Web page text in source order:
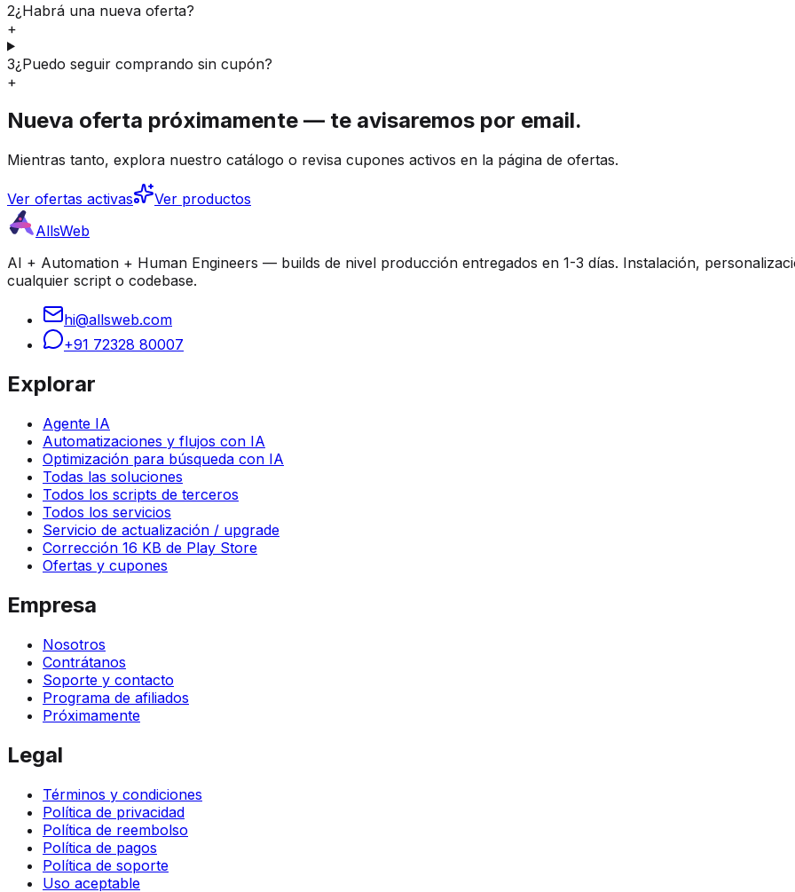
2¿Habrá una nueva oferta?
+
3¿Puedo seguir comprando sin cupón?
+
Nueva oferta próximamente — te avisaremos por email.
Mientras tanto, explora nuestro catálogo o revisa cupones activos en la página de ofertas.
Ver ofertas activas
Ver productos
AllsWeb
AI + Automation + Human Engineers — builds de nivel producción entregados en 1-3 días. Instalación,
cualquier script o codebase.
hi@allsweb.com
+91 72328 80007
Explorar
Agente IA
Automatizaciones y flujos con IA
Optimización para búsqueda con IA
Todas las soluciones
Todos los scripts de terceros
Todos los servicios
Servicio de actualización / upgrade
Corrección 16 KB de Play Store
Ofertas y cupones
Empresa
Nosotros
Contrátanos
Soporte y contacto
Programa de afiliados
Próximamente
Legal
Términos y condiciones
Política de privacidad
Política de reembolso
Política de pagos
Política de soporte
Uso aceptable